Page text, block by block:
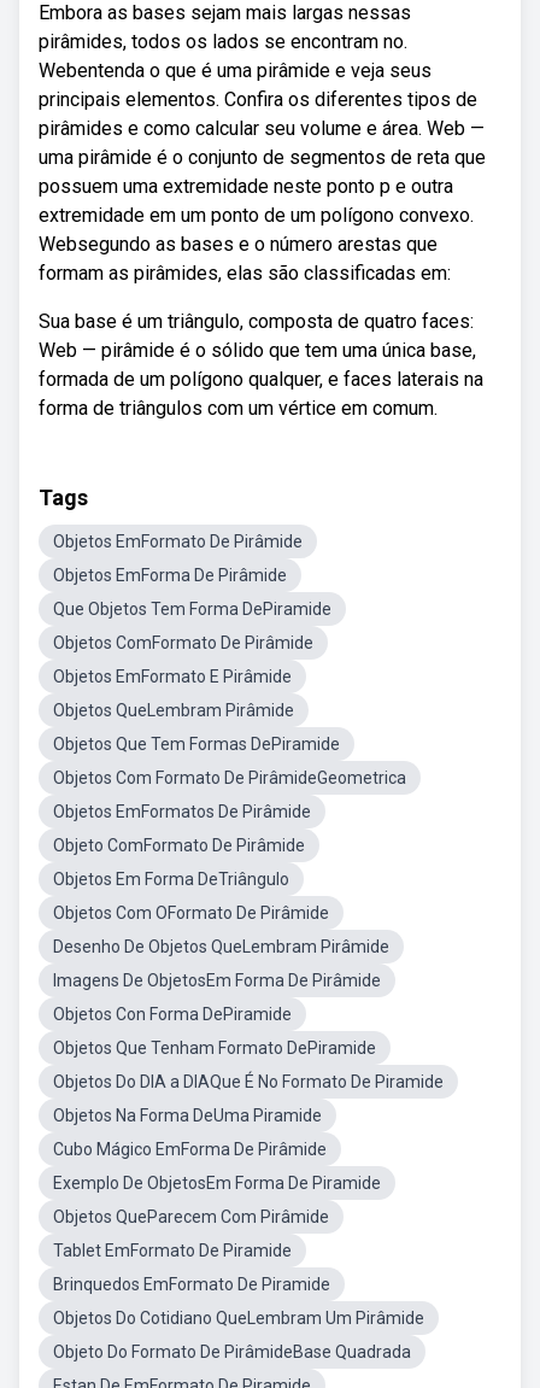
Embora as bases sejam mais largas nessas
pirâmides, todos os lados se encontram no.
Webentenda o que é uma pirâmide e veja seus
principais elementos. Confira os diferentes tipos de
pirâmides e como calcular seu volume e área. Web —
uma pirâmide é o conjunto de segmentos de reta que
possuem uma extremidade neste ponto p e outra
extremidade em um ponto de um polígono convexo.
Websegundo as bases e o número arestas que
formam as pirâmides, elas são classificadas em:
Sua base é um triângulo, composta de quatro faces:
Web — pirâmide é o sólido que tem uma única base,
formada de um polígono qualquer, e faces laterais na
forma de triângulos com um vértice em comum.
Tags
Objetos EmFormato De Pirâmide
Objetos EmForma De Pirâmide
Que Objetos Tem Forma DePiramide
Objetos ComFormato De Pirâmide
Objetos EmFormato E Pirâmide
Objetos QueLembram Pirâmide
Objetos Que Tem Formas DePiramide
Objetos Com Formato De PirâmideGeometrica
Objetos EmFormatos De Pirâmide
Objeto ComFormato De Pirâmide
Objetos Em Forma DeTriângulo
Objetos Com OFormato De Pirâmide
Desenho De Objetos QueLembram Pirâmide
Imagens De ObjetosEm Forma De Pirâmide
Objetos Con Forma DePiramide
Objetos Que Tenham Formato DePiramide
Objetos Do DIA a DIAQue É No Formato De Piramide
Objetos Na Forma DeUma Piramide
Cubo Mágico EmForma De Pirâmide
Exemplo De ObjetosEm Forma De Piramide
Objetos QueParecem Com Pirâmide
Tablet EmFormato De Piramide
Brinquedos EmFormato De Piramide
Objetos Do Cotidiano QueLembram Um Pirâmide
Objeto Do Formato De PirâmideBase Quadrada